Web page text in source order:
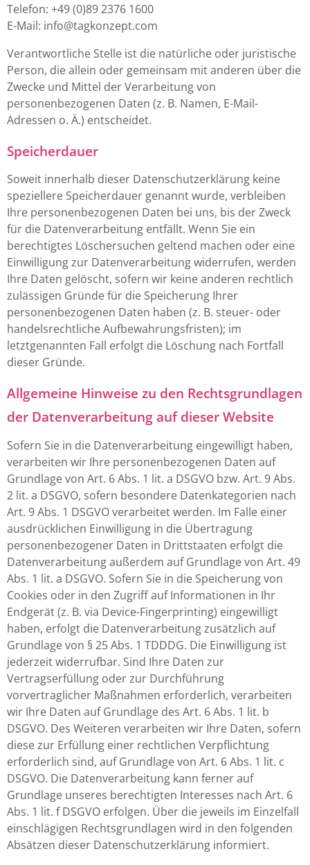
Telefon: +49 (0)89 2376 1600
E-Mail: info@tagkonzept.com
Verantwortliche Stelle ist die natürliche oder juristische
Person, die allein oder gemeinsam mit anderen über die
Zwecke und Mittel der Verarbeitung von
personenbezogenen Daten (z. B. Namen, E-Mail-
Adressen o. Ä.) entscheidet.
Speicherdauer
Soweit innerhalb dieser Datenschutzerklärung keine
speziellere Speicherdauer genannt wurde, verbleiben
Ihre personenbezogenen Daten bei uns, bis der Zweck
für die Datenverarbeitung entfällt. Wenn Sie ein
berechtigtes Löschersuchen geltend machen oder eine
Einwilligung zur Datenverarbeitung widerrufen, werden
Ihre Daten gelöscht, sofern wir keine anderen rechtlich
zulässigen Gründe für die Speicherung Ihrer
personenbezogenen Daten haben (z. B. steuer- oder
handelsrechtliche Aufbewahrungsfristen); im
letztgenannten Fall erfolgt die Löschung nach Fortfall
dieser Gründe.
Allgemeine Hinweise zu den Rechtsgrundlagen
der Datenverarbeitung auf dieser Website
Sofern Sie in die Datenverarbeitung eingewilligt haben,
verarbeiten wir Ihre personenbezogenen Daten auf
Grundlage von Art. 6 Abs. 1 lit. a DSGVO bzw. Art. 9 Abs.
2 lit. a DSGVO, sofern besondere Datenkategorien nach
Art. 9 Abs. 1 DSGVO verarbeitet werden. Im Falle einer
ausdrücklichen Einwilligung in die Übertragung
personenbezogener Daten in Drittstaaten erfolgt die
Datenverarbeitung außerdem auf Grundlage von Art. 49
Abs. 1 lit. a DSGVO. Sofern Sie in die Speicherung von
Cookies oder in den Zugriff auf Informationen in Ihr
Endgerät (z. B. via Device-Fingerprinting) eingewilligt
haben, erfolgt die Datenverarbeitung zusätzlich auf
Grundlage von § 25 Abs. 1 TDDDG. Die Einwilligung ist
jederzeit widerrufbar. Sind Ihre Daten zur
Vertragserfüllung oder zur Durchführung
vorvertraglicher Maßnahmen erforderlich, verarbeiten
wir Ihre Daten auf Grundlage des Art. 6 Abs. 1 lit. b
DSGVO. Des Weiteren verarbeiten wir Ihre Daten, sofern
diese zur Erfüllung einer rechtlichen Verpflichtung
erforderlich sind, auf Grundlage von Art. 6 Abs. 1 lit. c
DSGVO. Die Datenverarbeitung kann ferner auf
Grundlage unseres berechtigten Interesses nach Art. 6
Abs. 1 lit. f DSGVO erfolgen. Über die jeweils im Einzelfall
einschlägigen Rechtsgrundlagen wird in den folgenden
Absätzen dieser Datenschutzerklärung informiert.